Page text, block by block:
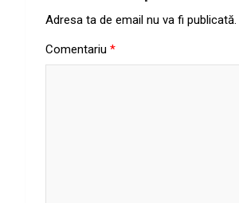
Adresa ta de email nu va fi publicată.
Comentariu *